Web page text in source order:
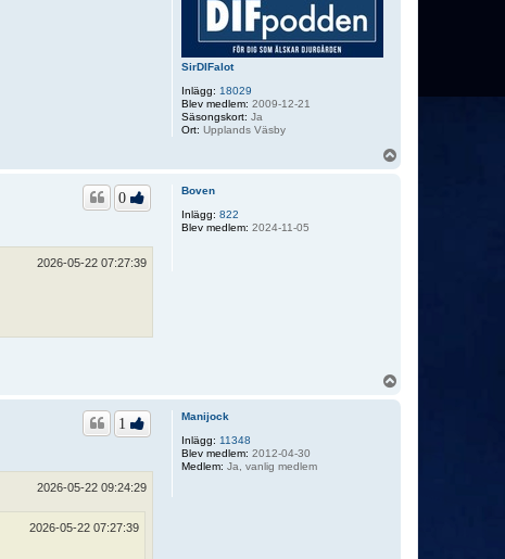
SirDIFalot
Inlägg: 18029
Blev medlem: 2009-12-21
Säsongskort: Ja
Ort: Upplands Väsby
Boven
Inlägg: 822
Blev medlem: 2024-11-05
0
2026-05-22 07:27:39
Manijock
Inlägg: 11348
Blev medlem: 2012-04-30
Medlem: Ja, vanlig medlem
1
2026-05-22 09:24:29
2026-05-22 07:27:39